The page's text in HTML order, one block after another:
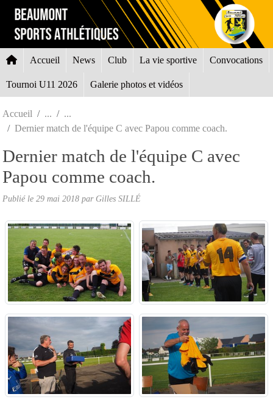
Accueil News Club La vie sportive Convocations
Tournoi U11 2026 Galerie photos et vidéos
Accueil
Dernier match de l'équipe C avec Papou comme coach.
Dernier match de l'équipe C avec
Papou comme coach.
Publié le 29 mai 2018 par Gilles SILLÉ
Panneau de gestion des cookies